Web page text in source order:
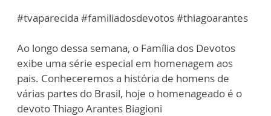
#tvaparecida #familiadosdevotos #thiagoarantes
Ao longo dessa semana, o Família dos Devotos
exibe uma série especial em homenagem aos
pais. Conheceremos a história de homens de
várias partes do Brasil, hoje o homenageado é o
devoto Thiago Arantes Biagioni